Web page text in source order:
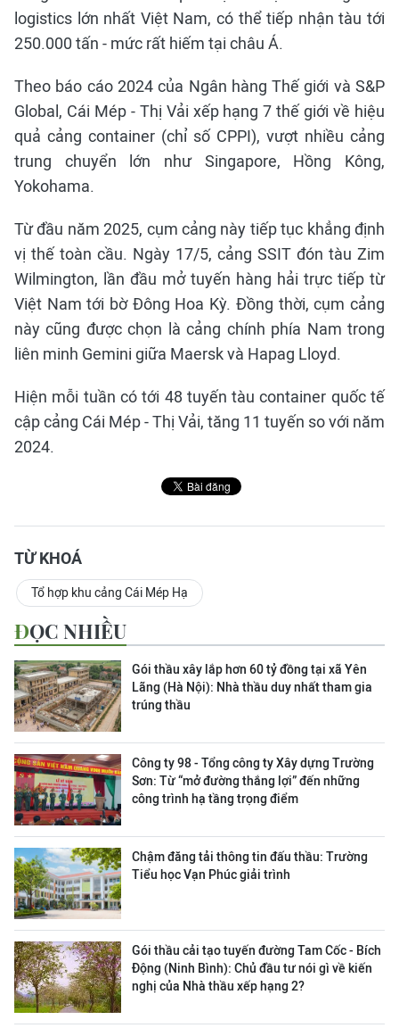
logistics lớn nhất Việt Nam, có thể tiếp nhận tàu tới
250.000 tấn - mức rất hiếm tại châu Á.
Theo báo cáo 2024 của Ngân hàng Thế giới và S&P
Global, Cái Mép - Thị Vải xếp hạng 7 thế giới về hiệu
quả cảng container (chỉ số CPPI), vượt nhiều cảng
trung chuyển lớn như Singapore, Hồng Kông,
Yokohama.
Từ đầu năm 2025, cụm cảng này tiếp tục khẳng định
vị thế toàn cầu. Ngày 17/5, cảng SSIT đón tàu Zim
Wilmington, lần đầu mở tuyến hàng hải trực tiếp từ
Việt Nam tới bờ Đông Hoa Kỳ. Đồng thời, cụm cảng
này cũng được chọn là cảng chính phía Nam trong
liên minh Gemini giữa Maersk và Hapag Lloyd.
Hiện mỗi tuần có tới 48 tuyến tàu container quốc tế
cập cảng Cái Mép - Thị Vải, tăng 11 tuyến so với năm
2024.
TỪ KHOÁ
Tổ hợp khu cảng Cái Mép Hạ
ĐỌC NHIỀU
Gói thầu xây lắp hơn 60 tỷ đồng tại xã Yên
Lãng (Hà Nội): Nhà thầu duy nhất tham gia
trúng thầu
Công ty 98 - Tổng công ty Xây dựng Trường
Sơn: Từ “mở đường thắng lợi” đến những
công trình hạ tầng trọng điểm
Chậm đăng tải thông tin đấu thầu: Trường
Tiểu học Vạn Phúc giải trình
Gói thầu cải tạo tuyến đường Tam Cốc - Bích
Động (Ninh Bình): Chủ đầu tư nói gì về kiến
nghị của Nhà thầu xếp hạng 2?